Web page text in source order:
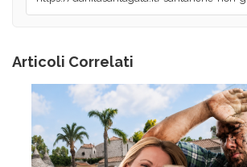
Articoli Correlati